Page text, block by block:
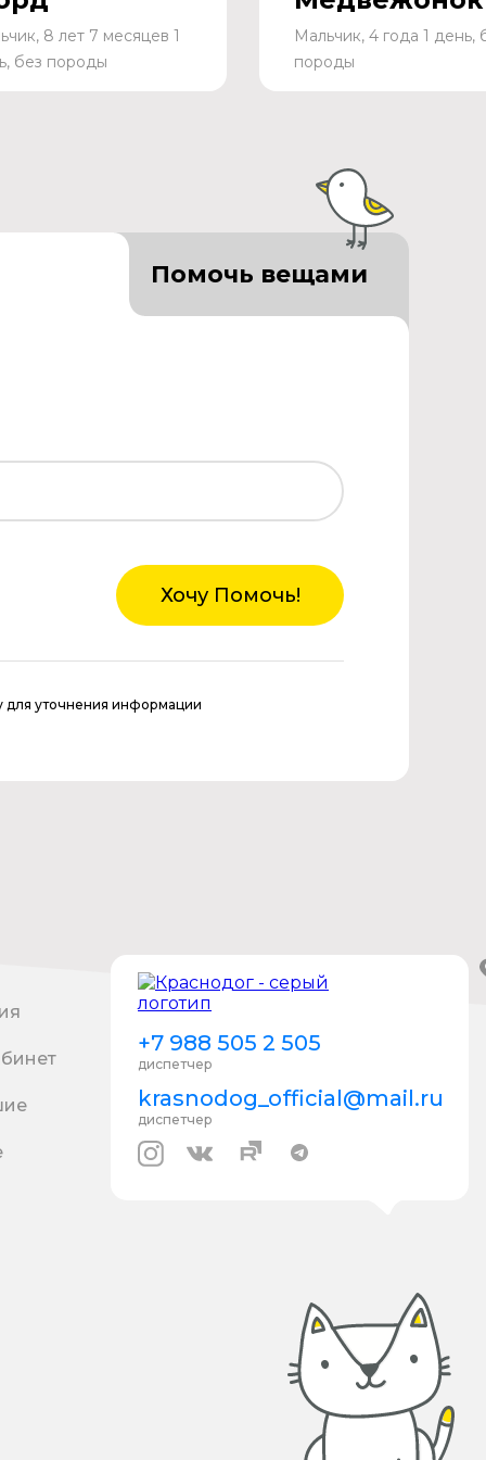
8 лет 7 месяцев 1
без породы
Мальчик, 4 года 1 день,
породы
Помочь вещами
Хочу Помочь!
уточнения информации
+7 988 505 2 505
диспетчер
krasnodog_official@mail.ru
диспетчер